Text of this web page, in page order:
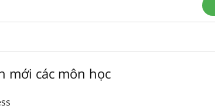
mới các môn học